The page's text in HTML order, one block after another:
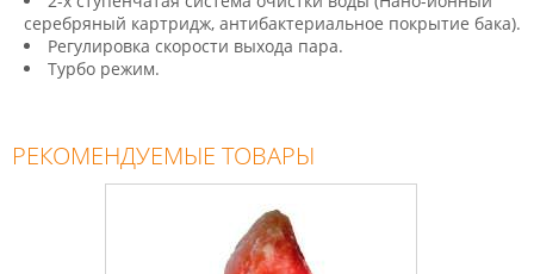
серебряный картридж, антибактериальное покрытие бака).
Регулировка скорости выхода пара.
Турбо режим.
РЕКОМЕНДУЕМЫЕ ТОВАРЫ